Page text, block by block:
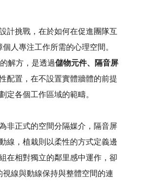
計挑戰，在於如何在促進團隊互
人專注工作所需的心理空間。
解方，是透過儲物元件、隔音屏
配置，在不設置實體牆體的前提
定各個工作區域的範疇。
非正式的空間分隔媒介，隔音屏
線，植栽則以柔性的方式定義邊
在相對獨立的鄰里感中運作，卻
線與動線保持與整體空間的連